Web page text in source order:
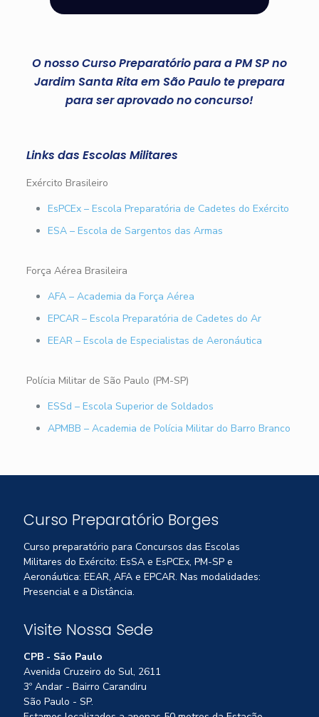
O nosso Curso Preparatório para a PM SP no
Jardim Santa Rita em São Paulo te prepara
para ser aprovado no concurso!
Links das Escolas Militares
Exército Brasileiro
EsPCEx – Escola Preparatória de Cadetes do Exército
ESA – Escola de Sargentos das Armas
Força Aérea Brasileira
AFA – Academia da Força Aérea
EPCAR – Escola Preparatória de Cadetes do Ar
EEAR – Escola de Especialistas de Aeronáutica
Polícia Militar de São Paulo (PM-SP)
ESSd – Escola Superior de Soldados
APMBB – Academia de Polícia Militar do Barro Branco
Curso Preparatório Borges
Curso preparatório para Concursos das Escolas
Militares do Exército: EsSA e EsPCEx, PM-SP e
Aeronáutica: EEAR, AFA e EPCAR. Nas modalidades:
Presencial e a Distância.
Visite Nossa Sede
CPB - São Paulo
Avenida Cruzeiro do Sul, 2611
3º Andar - Bairro Carandiru
São Paulo - SP.